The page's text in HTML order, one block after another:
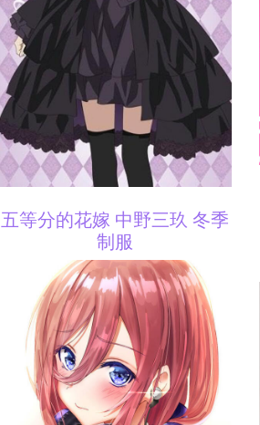
五等分的花嫁 中野三玖 冬季
制服